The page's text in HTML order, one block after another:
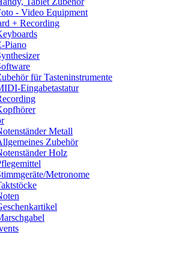
- Video Equipment
+ Recording
Piano
für Tasteninstrumente
Eingabetastatur
Metall
Zubehör
Holz
Metronome